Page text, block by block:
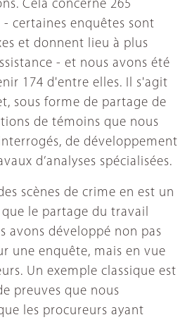
Cela concerne 265
certaines enquêtes sont
et donnent lieu à plus
- et nous avons été
174 d'entre elles. Il s'agit
sous forme de partage de
de témoins que nous
de développement
d’analyses spécialisées.
scènes de crime en est un
le partage du travail
avons développé non pas
une enquête, mais en vue
Un exemple classique est
preuves que nous
les procureurs ayant